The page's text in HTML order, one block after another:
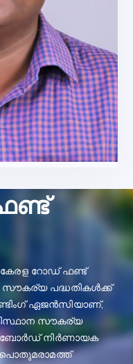
ഓഫീസർ
കേരള റോഡ് ഫണ്ട്
പദ്ധതികൾക്ക്
ഏജൻസിയാണ്,
സൗകര്യ
ബോർഡ് നിർണായക
പൊതുമരാമത്ത്